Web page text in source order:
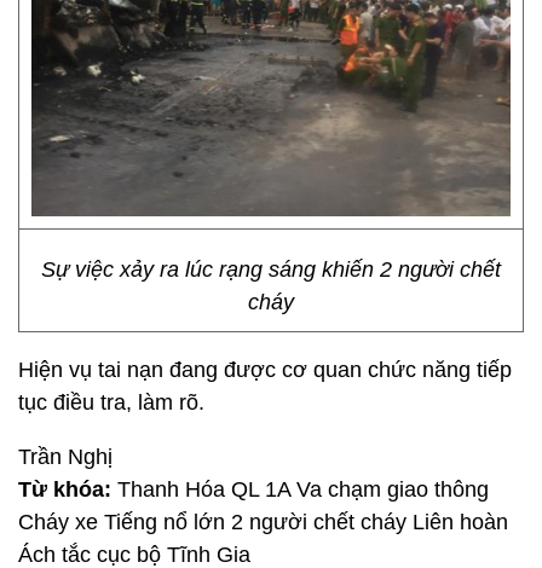
Sự việc xảy ra lúc rạng sáng khiến 2 người chết
cháy
Hiện vụ tai nạn đang được cơ quan chức năng tiếp
tục điều tra, làm rõ.
Trần Nghị
Từ khóa: Thanh Hóa QL 1A Va chạm giao thông
Cháy xe Tiếng nổ lớn 2 người chết cháy Liên hoàn
Ách tắc cục bộ Tĩnh Gia